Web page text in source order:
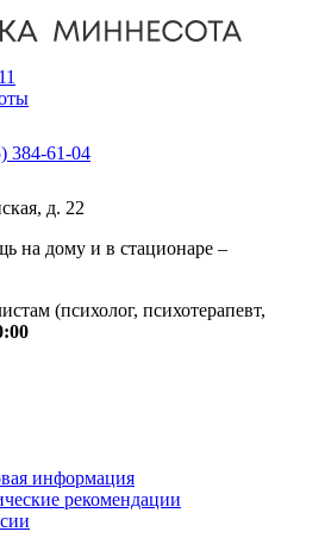
384-61-04
, д. 22
на дому и в стационаре –
(психолог, психотерапевт,
информация
рекомендации